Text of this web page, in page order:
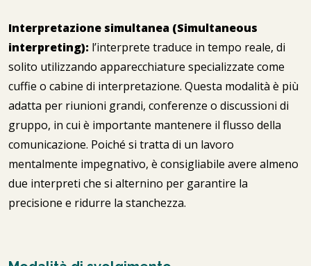
Interpretazione simultanea (Simultaneous
interpreting): l’interprete traduce in tempo reale, di
solito utilizzando apparecchiature specializzate come
cuffie o cabine di interpretazione. Questa modalità è più
adatta per riunioni grandi, conferenze o discussioni di
gruppo, in cui è importante mantenere il flusso della
comunicazione. Poiché si tratta di un lavoro
mentalmente impegnativo, è consigliabile avere almeno
due interpreti che si alternino per garantire la
precisione e ridurre la stanchezza.